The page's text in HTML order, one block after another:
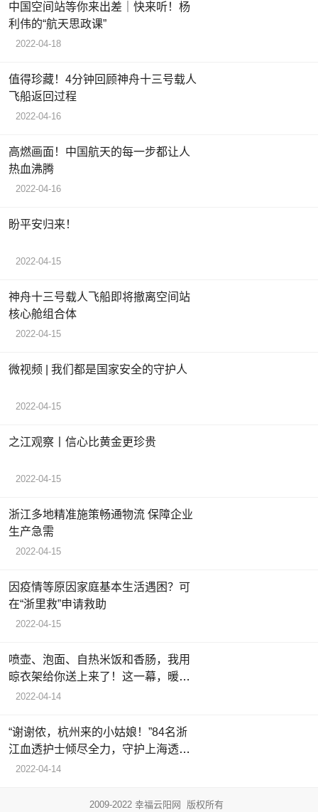
中国空间站等你来出差｜快来听！杨
利伟的“航天思政课”
2022-04-18
值得珍藏！4分钟回顾神舟十三号载人
飞船返回过程
2022-04-16
高燃画面！中国航天的每一步都让人
热血沸腾
2022-04-16
盼平安归来！
2022-04-15
神舟十三号载人飞船即将撤离空间站
核心舱组合体
2022-04-15
微视频 | 我们都是国家安全的守护人
2022-04-15
之江观察丨信心比黄金更珍贵
2022-04-15
浙江多地精准施策畅通物流 保障企业
生产急需
2022-04-15
因疫情等原因家庭基本生活遇困？可
在“浙里救”申请救助
2022-04-15
喷壶、泡面、自热米饭和香肠，我用
晾衣架给你送上来了！这一幕，暖了
货车司机
2022-04-14
“谢谢侬，杭州来的小姑娘！”84名浙
江血透护士倾尽全力，守护上海透析
病人生命线
2022-04-14
2009-2022 幸福云阳网 版权所有